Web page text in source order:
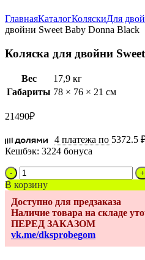
ГлавнаяКаталогКоляскиДля
двойни Sweet Baby Donna Black
Коляска для двойни
Вес
17,9 кг
Габариты 78 × 76 × 21 см
21490₽
4 платежа по 5372.5
Кешбэк: 3224 бонуса
Количество
товара
Коляска
для
двойни
Sweet
Baby
Donna
В корзину
Доступно для предзаказа
Наличие товара на складе
ПЕРЕД ЗАКАЗОМ
vk.me/dksprobegom